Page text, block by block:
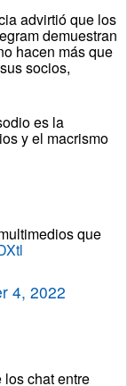
advirtió que los
demuestran
hacen más que
socios,
es la
y el macrismo
que
4, 2022
chat entre